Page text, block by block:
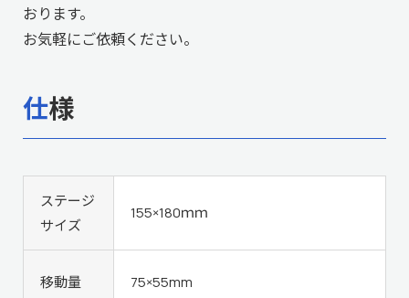
おります。
お気軽にご依頼ください。
仕様
ステージ
サイズ
155×180ｍｍ
移動量 75×55mm